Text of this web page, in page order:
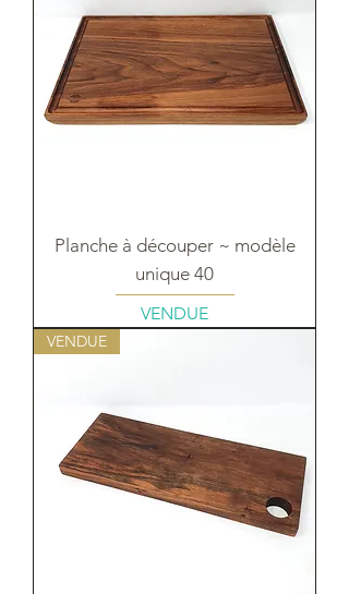
Planche à découper ~ modèle
unique 40
VENDUE
VENDUE